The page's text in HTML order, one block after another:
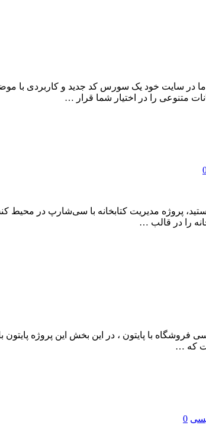
متنوعی را در اختیار شما قرار …
را در قالب …
فروشگاه با پایتون ، در این بخش این پروژه
که …
0